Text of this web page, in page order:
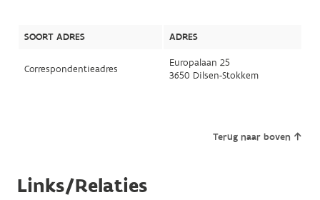
SOORT ADRES ADRES
Correspondentieadres
Europalaan 25
3650 Dilsen-Stokkem
Terug naar boven
Links/Relaties